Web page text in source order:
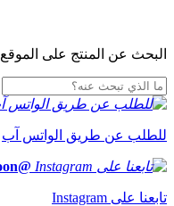
البحث عن المنتج على الموقع
للطلب عن طريق الواتس آب
@bemyballoon
تابعنا على Instagram